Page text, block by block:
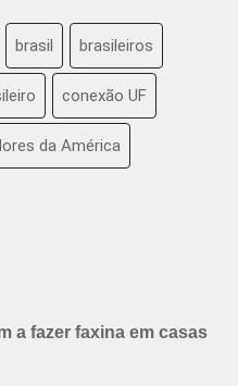
brasil brasileiros
conexão UF
da América
a fazer faxina em casas